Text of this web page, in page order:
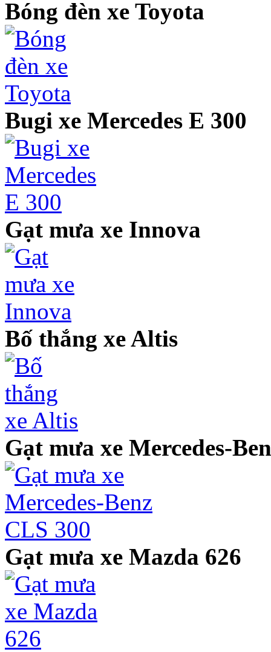
Bóng đèn xe Toyota
Bugi xe Mercedes E 300
Gạt mưa xe Innova
Bố thắng xe Altis
Gạt mưa xe Mercedes-
Gạt mưa xe Mazda 626